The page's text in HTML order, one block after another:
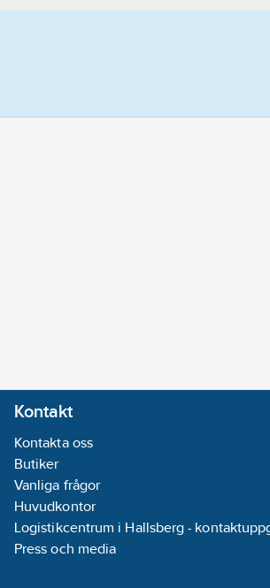
Kontakt
Kontakta oss
Butiker
Vanliga frågor
Huvudkontor
Logistikcentrum i Hallsberg -
Press och media